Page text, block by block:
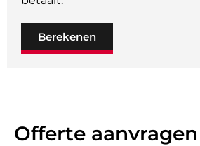
Offerte aanvragen
Berekenen